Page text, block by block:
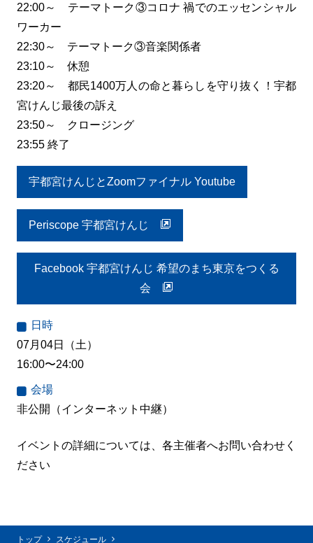
22:00～ テーマトーク③コロナ 禍でのエッセンシャル
ワーカー
22:30～ テーマトーク③音楽関係者
23:10～ 休憩
23:20～ 都民1400万人の命と暮らしを守り抜く！宇都
宮けんじ最後の訴え
23:50～ クロージング
23:55 終了
宇都宮けんじとZoomファイナル Youtube
Periscope 宇都宮けんじ
Facebook 宇都宮けんじ 希望のまち東京をつくる
会
日時
07月04日（土）
16:00〜24:00
会場
非公開（インターネット中継）
イベントの詳細については、各主催者へお問い合わせく
ださい
トップ スケジュール